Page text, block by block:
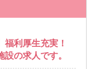
福利厚生充実！
の求人です。